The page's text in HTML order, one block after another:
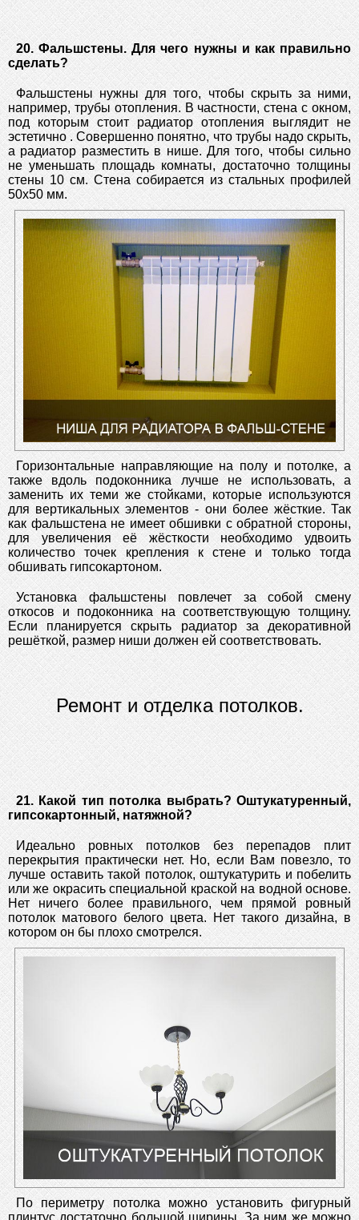
20. Фальшстены. Для чего нужны и как правильно
сделать?
Фальшстены нужны для того, чтобы скрыть за ними,
например, трубы отопления. В частности, стена с окном,
под которым стоит радиатор отопления выглядит не
эстетично . Совершенно понятно, что трубы надо скрыть,
а радиатор разместить в нише. Для того, чтобы сильно
не уменьшать площадь комнаты, достаточно толщины
стены 10 см. Стена собирается из стальных профилей
50х50 мм.
Горизонтальные направляющие на полу и потолке, а
также вдоль подоконника лучше не использовать, а
заменить их теми же стойками, которые используются
для вертикальных элементов - они более жёсткие. Так
как фальшстена не имеет обшивки с обратной стороны,
для увеличения её жёсткости необходимо удвоить
количество точек крепления к стене и только тогда
обшивать гипсокартоном.
Установка фальшстены повлечет за собой смену
откосов и подоконника на соответствующую толщину.
Если планируется скрыть радиатор за декоративной
решёткой, размер ниши должен ей соответствовать.
Ремонт и отделка потолков.
21. Какой тип потолка выбрать? Оштукатуренный,
гипсокартонный, натяжной?
Идеально ровных потолков без перепадов плит
перекрытия практически нет. Но, если Вам повезло, то
лучше оставить такой потолок, оштукатурить и побелить
или же окрасить специальной краской на водной основе.
Нет ничего более правильного, чем прямой ровный
потолок матового белого цвета. Нет такого дизайна, в
котором он бы плохо смотрелся.
По периметру потолка можно установить фигурный